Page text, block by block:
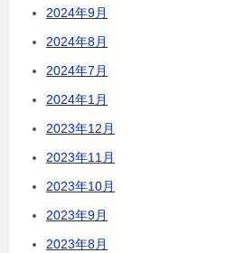
2024年9月
2024年8月
2024年7月
2024年1月
2023年12月
2023年11月
2023年10月
2023年9月
2023年8月